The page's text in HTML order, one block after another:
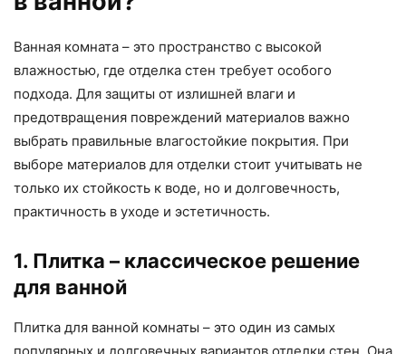
Ванная комната – это пространство с высокой
влажностью, где отделка стен требует особого
подхода. Для защиты от излишней влаги и
предотвращения повреждений материалов важно
выбрать правильные влагостойкие покрытия. При
выборе материалов для отделки стоит учитывать не
только их стойкость к воде, но и долговечность,
практичность в уходе и эстетичность.
1. Плитка – классическое решение
для ванной
Плитка для ванной комнаты – это один из самых